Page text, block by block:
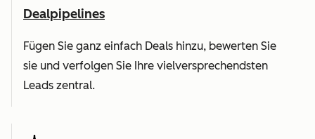
Dealpipelines
Fügen Sie ganz einfach Deals hinzu, bewerten Sie
sie und verfolgen Sie Ihre vielversprechendsten
Leads zentral.